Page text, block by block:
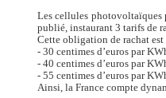
Les cellules photovoltaïques
publié, instaurant 3 tarifs de
Cette obligation de rachat est
- 30 centimes d’euros par
- 40 centimes d’euros par
- 55 centimes d’euros par
Ainsi, la France compte